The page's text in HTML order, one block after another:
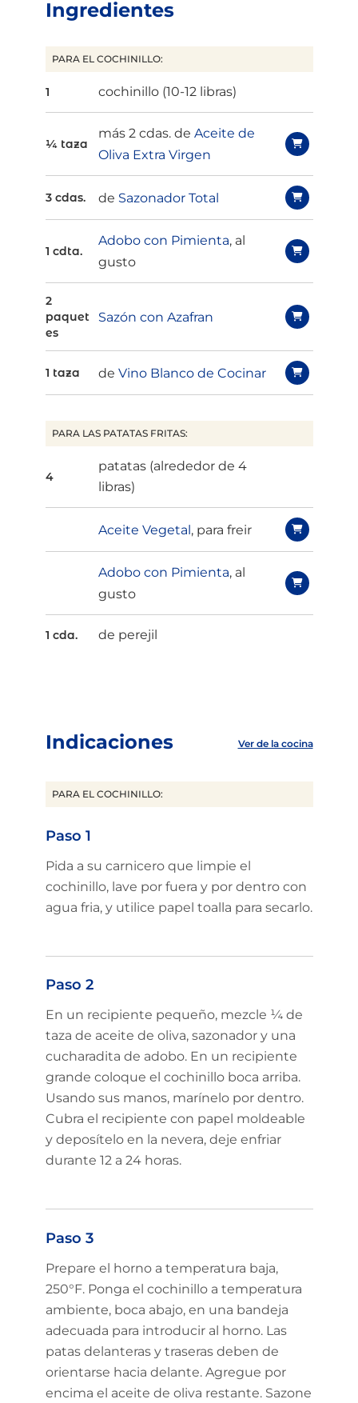
Ingredientes
PARA EL COCHINILLO:
1 cochinillo (10-12 libras)
¼ taza
más 2 cdas. de Aceite de
Oliva Extra Virgen
3 cdas. de Sazonador Total
1 cdta.
Adobo con Pimienta, al
gusto
2
paquet
es
Sazón con Azafran
1 taza de Vino Blanco de Cocinar
PARA LAS PATATAS FRITAS:
4
patatas (alrededor de 4
libras)
Aceite Vegetal, para freir
Adobo con Pimienta, al
gusto
1 cda. de perejil
Indicaciones Ver de la cocina
PARA EL COCHINILLO:
Paso 1
Pida a su carnicero que limpie el
cochinillo, lave por fuera y por dentro con
agua fria, y utilice papel toalla para secarlo.
Paso 2
En un recipiente pequeño, mezcle ¼ de
taza de aceite de oliva, sazonador y una
cucharadita de adobo. En un recipiente
grande coloque el cochinillo boca arriba.
Usando sus manos, marínelo por dentro.
Cubra el recipiente con papel moldeable
y deposítelo en la nevera, deje enfriar
durante 12 a 24 horas.
Paso 3
Prepare el horno a temperatura baja,
250°F. Ponga el cochinillo a temperatura
ambiente, boca abajo, en una bandeja
adecuada para introducir al horno. Las
patas delanteras y traseras deben de
orientarse hacia delante. Agregue por
encima el aceite de oliva restante. Sazone